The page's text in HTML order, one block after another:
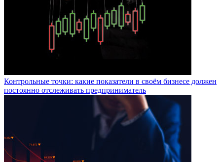
Контрольные точки: какие показатели в своём бизнесе должен
постоянно отслеживать предприниматель